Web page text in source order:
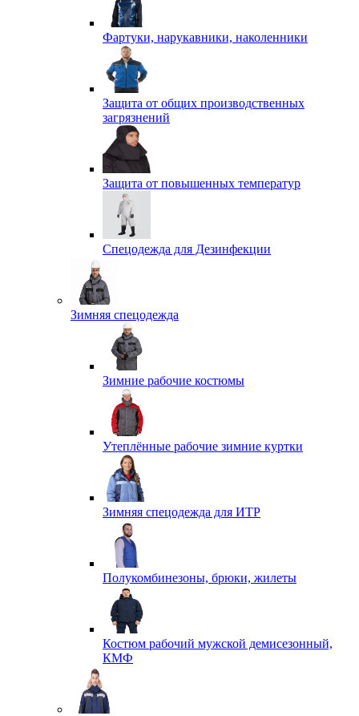
Фартуки, нарукавники, наколенники
Защита от общих производственных
загрязнений
Защита от повышенных температур
Спецодежда для Дезинфекции
Зимняя спецодежда
Зимние рабочие костюмы
Утеплённые рабочие зимние куртки
Зимняя спецодежда для ИТР
Полукомбинезоны, брюки, жилеты
Костюм рабочий мужской демисезонный,
КМФ